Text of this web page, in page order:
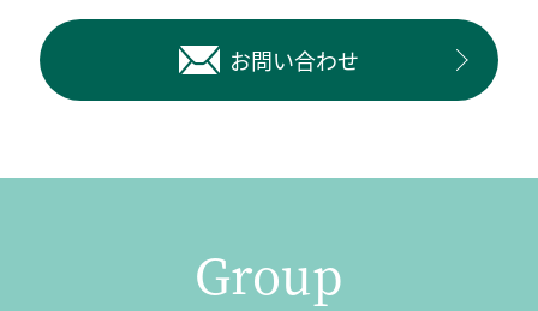
お問い合わせ
Group